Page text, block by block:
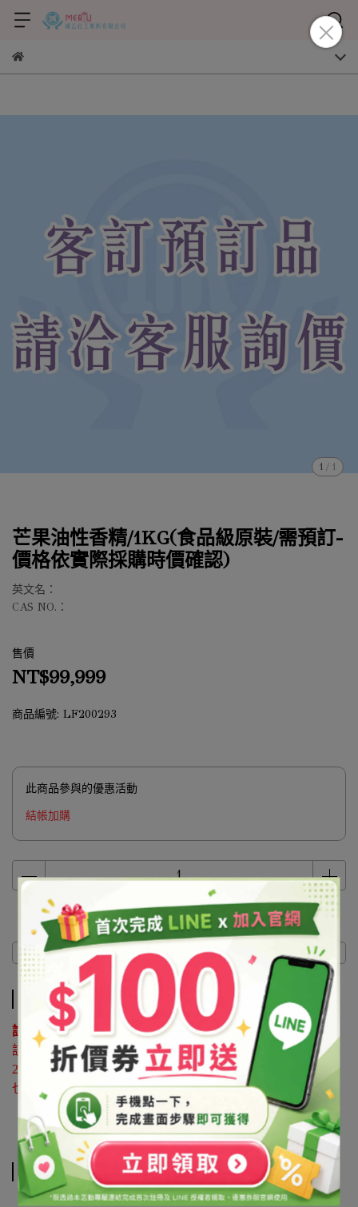
1 / 1
芒果油性香精/1KG(食品級原裝/需預訂-
價格依實際採購時價確認)
英文名：
CAS NO.：
售價
NT$99,999
商品編號: LF200293
此商品參與的優惠活動
結帳加購
商品介紹
商品介紹
說明 ：
該原料屬於協尋客訂品，如有購買需求請來電洽詢02-
25596118
也可利用 LINE@官方帳號詢問 帳號搜尋「@syb1803x」
相關商品